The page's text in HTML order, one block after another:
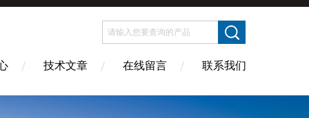
技术文章 在线留言 联系我们